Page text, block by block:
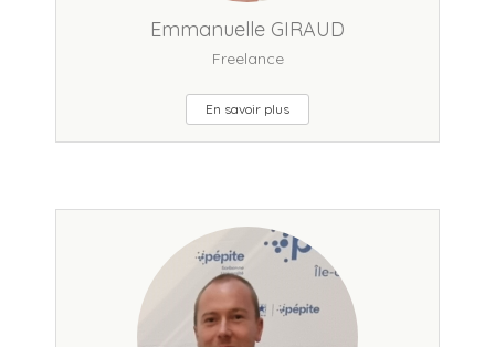
Emmanuelle GIRAUD
Freelance
En savoir plus